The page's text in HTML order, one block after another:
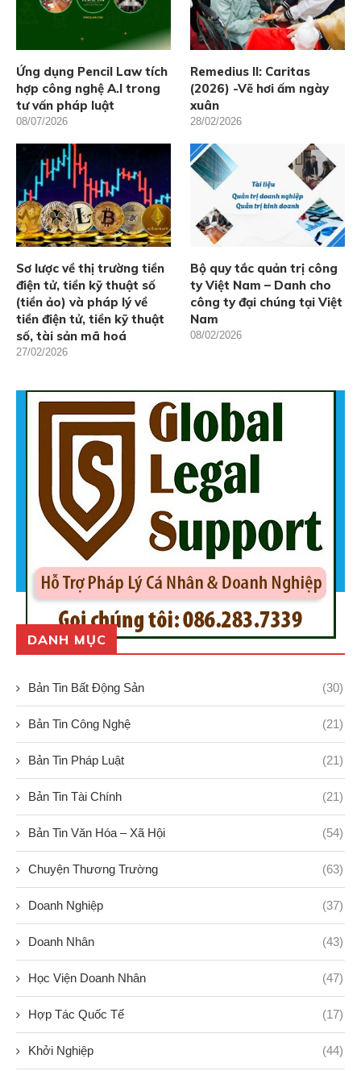
Ứng dụng Pencil Law tích
hợp công nghệ A.I trong
tư vấn pháp luật
08/07/2026
Remedius II: Caritas
(2026) -Vẽ hơi ấm ngày
xuân
28/02/2026
Sơ lược về thị trường tiền
điện tử, tiền kỹ thuật số
(tiền ảo) và pháp lý về
tiền điện tử, tiền kỹ thuật
số, tài sản mã hoá
27/02/2026
Bộ quy tắc quản trị công
ty Việt Nam – Danh cho
công ty đại chúng tại Việt
Nam
08/02/2026
DANH MỤC
Bản Tin Bất Động Sản (30)
Bản Tin Công Nghệ (21)
Bản Tin Pháp Luật (21)
Bản Tin Tài Chính (21)
Bản Tin Văn Hóa – Xã Hội (54)
Chuyện Thương Trường (63)
Doanh Nghiệp (37)
Doanh Nhân (43)
Học Viện Doanh Nhân (47)
Hợp Tác Quốc Tế (17)
Khởi Nghiệp (44)